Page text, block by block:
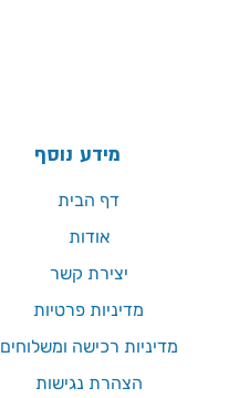
מידע נוסף
דף הבית
אודות
יצירת קשר
מדיניות פרטיות
מדיניות רכישה ומשלוחים
הצהרת נגישות